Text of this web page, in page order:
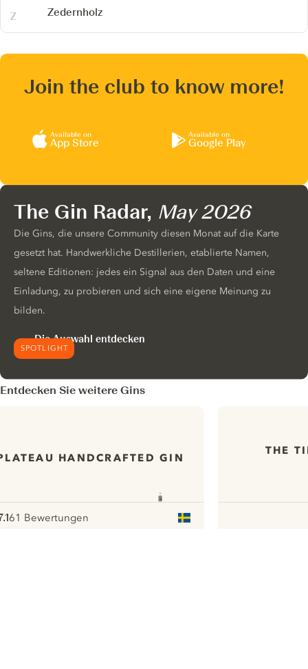
Zedernholz
Join the club to know more!
Available on
App Store
Available on
Google Play
SPOTLIGHT
The Gin Radar, May 2026
Die Gins, die unsere Community diesen Monat auf die Karte
gesetzt hat. Handwerkliche Destillerien, etablierte Namen,
seltene Editionen: jedes ein Signal aus den Daten und eine
Einladung, zu probieren und sich eine eigene Meinung zu
bilden.
Die Auswahl entdecken
Entdecken Sie weitere Gins
HANDCRAFTED GIN
61 Bewertungen
THE